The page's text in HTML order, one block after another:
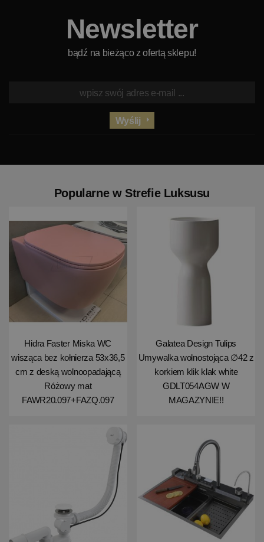
Newsletter
bądź na bieżąco z ofertą sklepu!
Wyślij
Popularne w Strefie Luksusu
Hidra Faster Miska WC
wisząca bez kołnierza 53x36,5
cm z deską wolnoopadającą
Różowy mat
FAWR20.097+FAZQ.097
Galatea Design Tulips
Umywalka wolnostojąca ∅42 z
korkiem klik klak white
GDLT054AGW W
MAGAZYNIE!!